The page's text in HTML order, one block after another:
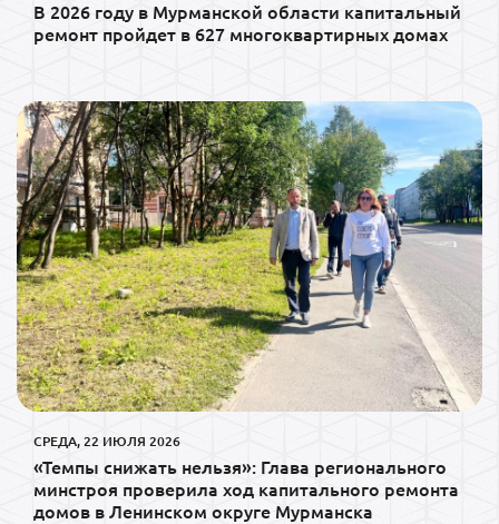
В 2026 году в Мурманской области капитальный
ремонт пройдет в 627 многоквартирных домах
СРЕДА, 22 ИЮЛЯ 2026
«Темпы снижать нельзя»: Глава регионального
минстроя проверила ход капитального ремонта
домов в Ленинском округе Мурманска